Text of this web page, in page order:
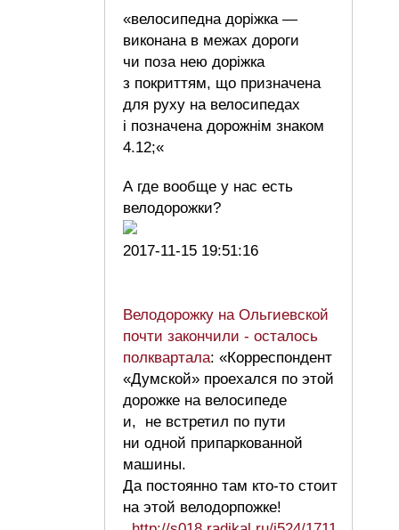
«велосипедна доріжка —
виконана в межах дороги
чи поза нею доріжка
з покриттям, що призначена
для руху на велосипедах
і позначена дорожнім знаком
4.12;«
А где вообще у нас есть
велодорожки?
2017-11-15 19:51:16
Велодорожку на Ольгиевской
почти закончили - осталось
полквартала: «Корреспондент
«Думской» проехался по этой
дорожке на велосипеде
и, не встретил по пути
ни одной припаркованной
машины.
Да постоянно там кто-то стоит
на этой велодорпожке!